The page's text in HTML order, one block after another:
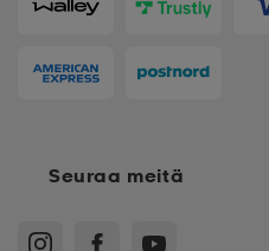
Seuraa meitä